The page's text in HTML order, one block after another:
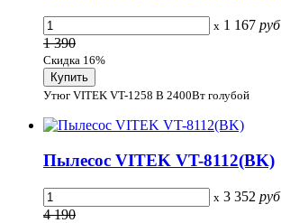
x 1 167 руб
1 390
Скидка 16%
Утюг VITEK VT-1258 B 2400Вт голубой
Пылесос VITEK VT-8112(BK)
x 3 352 руб
4 190